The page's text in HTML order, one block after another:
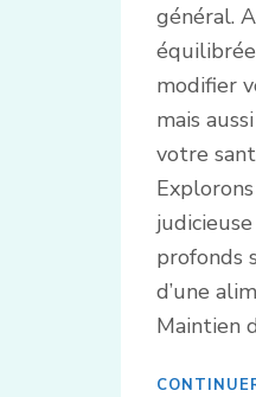
général.
modifier
mais
votre
profonds
d’une
Maintien